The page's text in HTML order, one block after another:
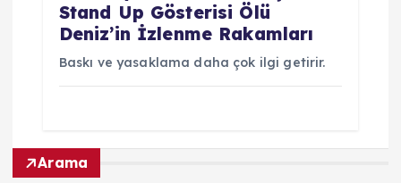
Stand Up Gösterisi Ölü
Deniz’in İzlenme Rakamları
Baskı ve yasaklama daha çok ilgi getirir.
Arama